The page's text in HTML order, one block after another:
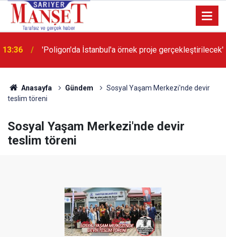
13:36 'Poligon'da İstanbul'a örnek proje gerçekleştirilecek'
Anasayfa Gündem
Sosyal Yaşam Merkezi'nde devir
teslim töreni
Sosyal Yaşam Merkezi'nde devir
teslim töreni